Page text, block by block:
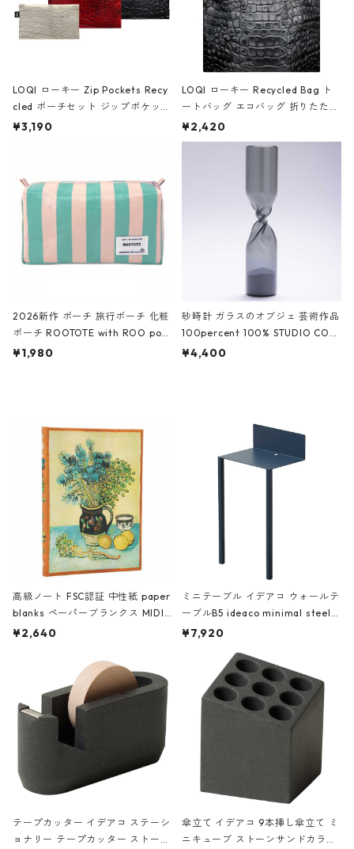
LOQI ローキー Zip Pockets Recy
cled ポーチセット ジップポケット
ファスナーポーチ 撥水加工 トラベ
ーガンディー、オフホワイト
¥3,190
LOQI ローキー Recycled Bag ト
ートバッグ エコバッグ 折りたたみ
大きめ 撥水加工 収納ポーチ CRO
CODILE/Black クロコダイル/ブラ
¥2,420
2026新作 ポーチ 旅行ポーチ 化粧
ポーチ ROOTOTE with ROO pou
ch 3532 ルートート WR.ポーチ.ラ
¥1,980
砂時計 ガラスのオブジェ 芸術作品
100percent 100% STUDIO COH
AKU Timeless 100パーセント ス
¥4,400
高級ノート FSC認証 中性紙 paper
blanks ペーパーブランクス MIDI
ハードカバー 罫線 ヴァン・ゴッホ
¥2,640
ミニテーブル イデアコ ウォールテ
ーブルB5 ideaco minimal steel f
urniture WALL Table B5 ネイビー
¥7,920
テープカッター イデアコ ステーシ
ョナリー テープカッター ストーン
傘立て イデアコ 9本挿し傘立て ミ
ニキューブ ストーンサンドカラー